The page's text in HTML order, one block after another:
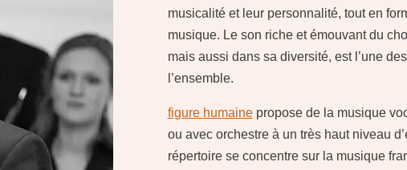
musicalité et leur personnalité, tout en
musique. Le son riche et émouvant du
mais aussi dans sa diversité, est l’une
l’ensemble.
figure humainepropose de la musique
ou avec orchestre à un très haut niveau
répertoire se concentre sur la musique